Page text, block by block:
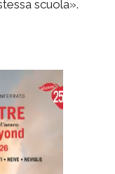
scuola».